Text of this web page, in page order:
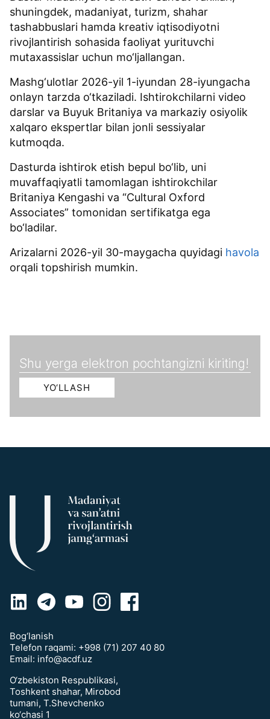
shuningdek, madaniyat, turizm, shahar
tashabbuslari hamda kreativ iqtisodiyotni
rivojlantirish sohasida faoliyat yurituvchi
mutaxassislar uchun mo‘ljallangan.
Mashg‘ulotlar 2026-yil 1-iyundan 28-iyungacha
onlayn tarzda o‘tkaziladi. Ishtirokchilarni video
darslar va Buyuk Britaniya va markaziy osiyolik
xalqaro ekspertlar bilan jonli sessiyalar
kutmoqda.
Dasturda ishtirok etish bepul bo‘lib, uni
muvaffaqiyatli tamomlagan ishtirokchilar
Britaniya Kengashi va “Cultural Oxford
Associates” tomonidan sertifikatga ega
bo‘ladilar.
Arizalarni 2026-yil 30-maygacha quyidagi havola
orqali topshirish mumkin.
Bog‘lanish
Telefon raqami: +998 (71) 207 40 80
Email: info@acdf.uz
O‘zbekiston Respublikasi,
Toshkent shahar, Mirobod
tumani, T.Shevchenko
ko‘chasi 1